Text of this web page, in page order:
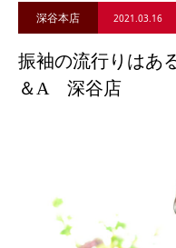
深谷本店 2021.03.16
振袖の流行りはあ
＆A 深谷店